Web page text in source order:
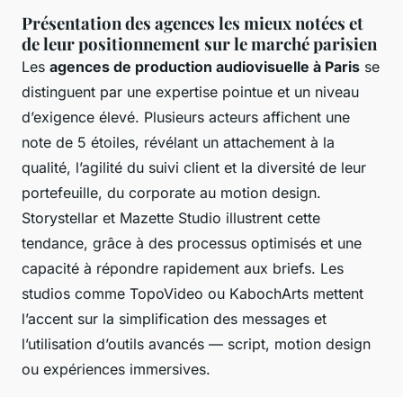
Présentation des agences les mieux notées et
de leur positionnement sur le marché parisien
Les agences de production audiovisuelle à Paris se
distinguent par une expertise pointue et un niveau
d’exigence élevé. Plusieurs acteurs affichent une
note de 5 étoiles, révélant un attachement à la
qualité, l’agilité du suivi client et la diversité de leur
portefeuille, du corporate au motion design.
Storystellar et Mazette Studio illustrent cette
tendance, grâce à des processus optimisés et une
capacité à répondre rapidement aux briefs. Les
studios comme TopoVideo ou KabochArts mettent
l’accent sur la simplification des messages et
l’utilisation d’outils avancés — script, motion design
ou expériences immersives.